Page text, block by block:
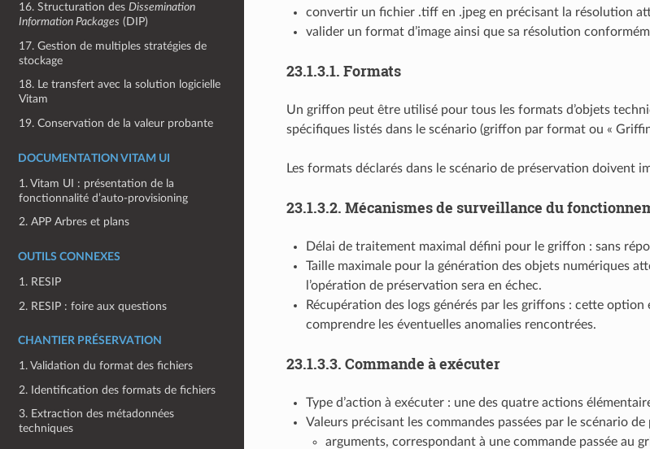
16. Structuration desDissemination
Information Packages (DIP)
17. Gestion de multiples stratégies de
stockage
18. Le transfert avec la solution logicielle
Vitam
19. Conservation de la valeur probante
DOCUMENTATION VITAM UI
1. Vitam UI : présentation de la
fonctionnalité d’auto-provisioning
2. APP Arbres et plans
OUTILS CONNEXES
1. RESIP
2. RESIP : foire aux questions
CHANTIER PRÉSERVATION
1. Validation du format des fichiers
2. Identification des formats de fichiers
3. Extraction des métadonnées
techniques
convertir un fichier .tiff en .jpeg en précisant la résolution
valider un format d’image ainsi que sa résolution
23.1.3.1. Formats
Un griffon peut être utilisé pour tous les formats d’objets
spécifiques listés dans le scénario (griffon par format ou «
Les formats déclarés dans le scénario de préservation doivent
23.1.3.2. Mécanismes de surveillance du
Délai de traitement maximal défini pour le griffon : sans
Taille maximale pour la génération des objets numériques
l’opération de préservation sera en échec.
Récupération des logs générés par les griffons : cette
comprendre les éventuelles anomalies rencontrées.
23.1.3.3. Commande à exécuter
Type d’action à exécuter : une des quatre actions
Valeurs précisant les commandes passées par le scénario
arguments, correspondant à une commande passée au